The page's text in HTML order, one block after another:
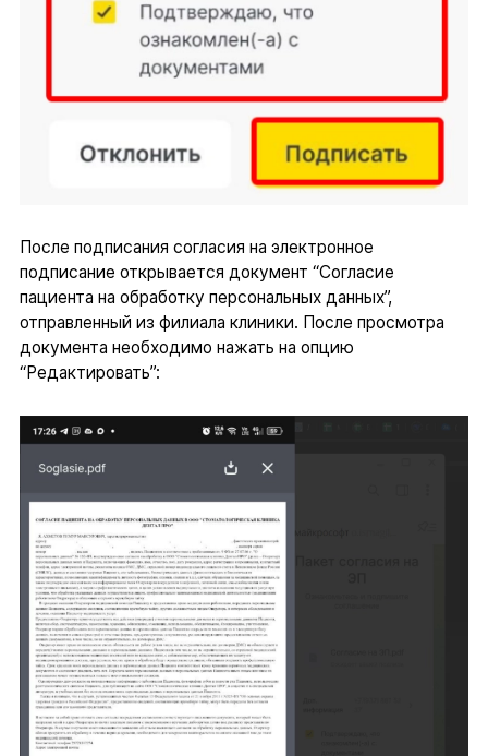
После подписания согласия на электронное
подписание открывается документ “Согласие
пациента на обработку персональных данных”,
отправленный из филиала клиники. После просмотра
документа необходимо нажать на опцию
“Редактировать”: